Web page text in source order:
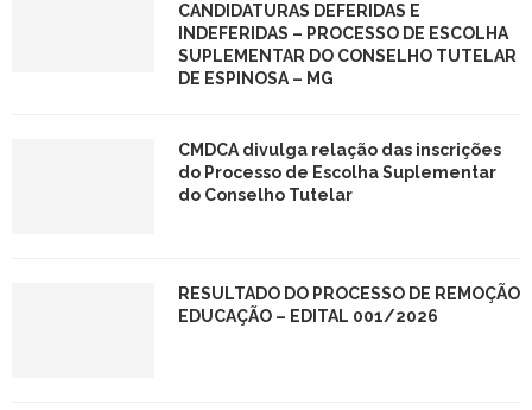
CANDIDATURAS DEFERIDAS E
INDEFERIDAS – PROCESSO DE ESCOLHA
SUPLEMENTAR DO CONSELHO TUTELAR
DE ESPINOSA – MG
CMDCA divulga relação das inscrições
do Processo de Escolha Suplementar
do Conselho Tutelar
RESULTADO DO PROCESSO DE REMOÇÃO
EDUCAÇÃO – EDITAL 001/2026